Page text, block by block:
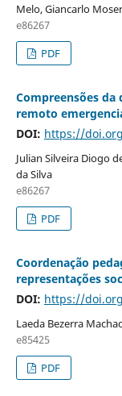
Melo, Giancarlo
e86267
PDF
Compreensões
remoto
DOI: https://
Julian Silveira Diogo
da Silva
e86267
PDF
Coordenação
representações
DOI: https://
Laeda Bezerra
e85425
PDF